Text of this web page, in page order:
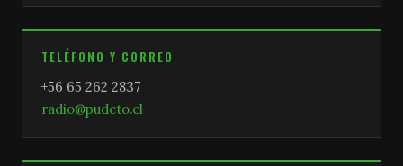
TELÉFONO Y CORREO
+56 65 262 2837
radio@pudeto.cl